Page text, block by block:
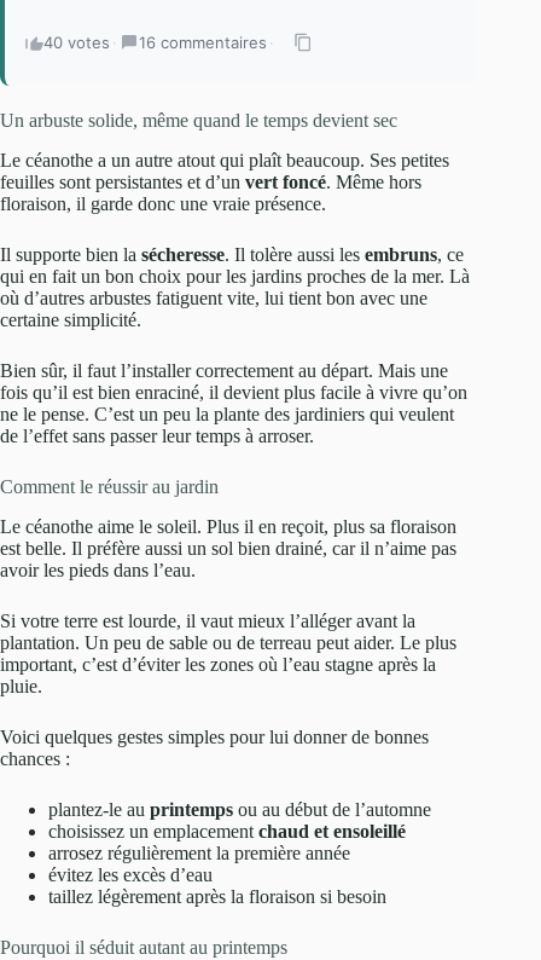
40 votes · 16 commentaires ·
Un arbuste solide, même quand le temps devient sec
Le céanothe a un autre atout qui plaît beaucoup. Ses petites
feuilles sont persistantes et d’un vert foncé. Même hors
floraison, il garde donc une vraie présence.
Il supporte bien la sécheresse. Il tolère aussi les embruns, ce
qui en fait un bon choix pour les jardins proches de la mer. Là
où d’autres arbustes fatiguent vite, lui tient bon avec une
certaine simplicité.
Bien sûr, il faut l’installer correctement au départ. Mais une
fois qu’il est bien enraciné, il devient plus facile à vivre qu’on
ne le pense. C’est un peu la plante des jardiniers qui veulent
de l’effet sans passer leur temps à arroser.
Comment le réussir au jardin
Le céanothe aime le soleil. Plus il en reçoit, plus sa floraison
est belle. Il préfère aussi un sol bien drainé, car il n’aime pas
avoir les pieds dans l’eau.
Si votre terre est lourde, il vaut mieux l’alléger avant la
plantation. Un peu de sable ou de terreau peut aider. Le plus
important, c’est d’éviter les zones où l’eau stagne après la
pluie.
Voici quelques gestes simples pour lui donner de bonnes
chances :
plantez-le au printemps ou au début de l’automne
choisissez un emplacement chaud et ensoleillé
arrosez régulièrement la première année
évitez les excès d’eau
taillez légèrement après la floraison si besoin
Pourquoi il séduit autant au printemps